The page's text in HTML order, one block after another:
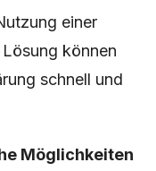
einer
können
schnell und
Möglichkeiten